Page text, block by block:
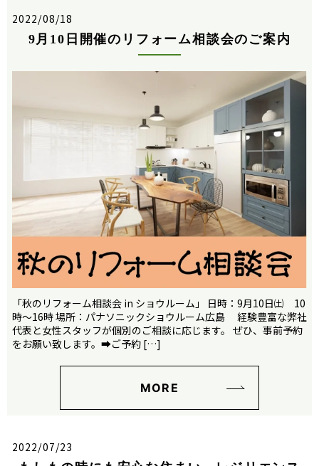
2022/08/18
9月10日開催のリフォーム相談会のご案内
「秋のリフォーム相談会 in ショウルーム」 日時：9月10日㈯ 10
時～16時 場所：パナソニックショウルーム広島 経験豊富な弊社
代表と女性スタッフが個別のご相談に応じます。 ぜひ、事前予約
をお願い致します。➡ご予約 […]
MORE
2022/07/23